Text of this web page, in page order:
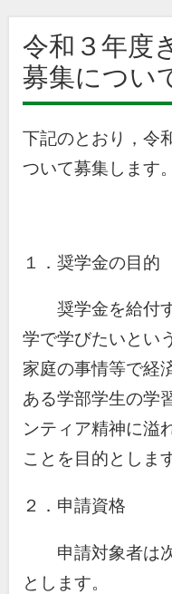
令和３年度
募集につい
下記のとおり，令
ついて募集します。
１．奨学金の目的
奨学金を給付す
学で学びたいとい
家庭の事情等で経
ある学部学生の学
ンティア精神に溢
ことを目的としま
２．申請資格
申請対象者は次
とします。